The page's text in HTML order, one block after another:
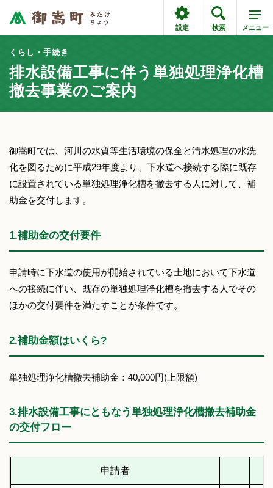
設定 検索 メニュー
くらし・手続き
排水設備工事に伴う単独処理浄化槽
撤去事業のご案内
御嵩町では、河川の水質等生活環境の保全と汚水処理の水洗
化を図るために平成29年度より、下水道へ接続する際に既存
に設置されている単独処理浄化槽を撤去する人に対して、補
助金を交付します。
1.補助金の交付要件
申請時に下水道の使用が開始されている土地において下水道
への接続に伴い、既存の単独処理浄化槽を撤去する人でその
ほかの交付要件を満たすことが条件です。
2.補助金額はいくら?
単独処理浄化槽撤去補助金：40,000円(上限額)
3.排水設備工事にともなう単独処理浄化槽撤去補助金
の交付フロー
申請者